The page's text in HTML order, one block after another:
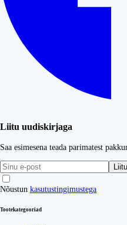
Liitu uudiskirjaga
Saa esimesena teada parimatest
Liitu
Nõustun kasutustingimustega
Tootekategooriad